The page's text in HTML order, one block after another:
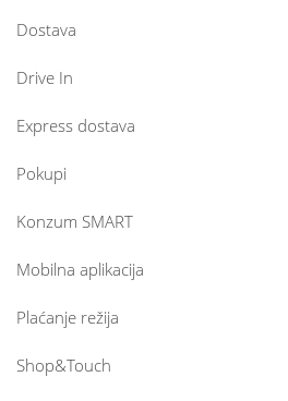
Dostava
Drive In
Express dostava
Pokupi
Konzum SMART
Mobilna aplikacija
Plaćanje režija
Shop&Touch